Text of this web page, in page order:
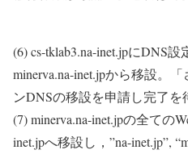
(6) cs-tklab3.na-inet.jpにDNS
minerva.na-inet.jpから移設。
ンDNSの移設を申請し完了を
(7) minerva.na-inet.jpの全ての
inet.jpへ移設し，”na-inet.jp”,